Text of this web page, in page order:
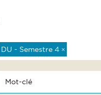
DU - Semestre 4 ×